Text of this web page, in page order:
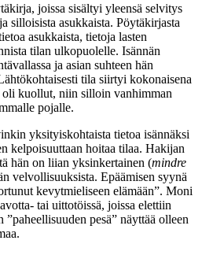
joissa sisältyi yleensä selvitys
silloisista asukkaista. Pöytäkirjasta
asukkaista, tietoja lasten
tilan ulkopuolelle. Isännän
ja asian suhteen hän
tila siirtyi kokonaisena
oli kuollut, niin silloin vanhimman
pojalle.
yksityiskohtaista tietoa isännäksi
kelpoisuuttaan hoitaa tilaa. Hakijan
hän on liian yksinkertainen (mindre
velvollisuuksista. Epäämisen syynä
kevytmieliseen elämään”. Moni
tai uittotöissä, joissa elettiin
pesä” näyttää olleen